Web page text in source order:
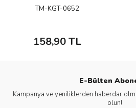
TM-KGT-0652
158,90TL
E-Bülten
Kampanya ve yeniliklerden haberdar
olun!